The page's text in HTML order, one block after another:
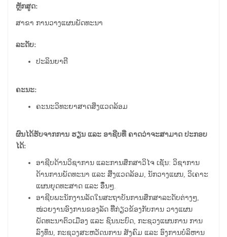
ຫຼັກສູດ:
ສາຂາ ການວາງແຜນພັດທະນາ
ລະດັບ:
ປະລິນຍາຕີ
ຄະນະ:
ຄະນະວິທະຍາສາດສິ່ງແວດລ້ອມ
ຜົນໄດ້ຮັບຈາກການ ຮຽນ ແລະ ອາຊີບທີ່ ຄາດວ່າຈະສາມາດ ປະກອບ
ໄດ້:
ອາຊີບດ້ານວິຊາການ ແລະການສຶກສາວິໄຈ ເຊັ່ນ: ວິຊາການ
ດ້ານການພັດທະນາ ແລະ ສິິ່ງແວດລ້ອມ, ນັກວາງແຜນ, ວິເຄາະ
ແຜນຍຸດທະສາດ ແລະ ອຶິ່ນໆ.
ອາຊີບພະນັກງານລັດໃນສະຖາບັນການສຶກສາລະດັບຕ່າງໆ,
ໜ່ວຍງານອົງການຂອງລັດ ທີິ່ກ່ຽວຂ້ອງກັບການ ວາງແຜນ
ພັດທະນາຕົວເມືອງ ແລະ ຊົນນະບົດ, ກະຊວງແຜນການ ການ
ລົງທຶນ, ກະຊວງສະຫວັດນການ ສັງຄົມ ແລະ ອົງການບໍລິຫານ